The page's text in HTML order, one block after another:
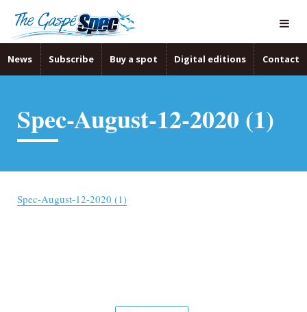
News Subscribe Buy a spot Digital editions Contact
Spec-August-12-2020 (1)
Spec-August-12-2020 (1)